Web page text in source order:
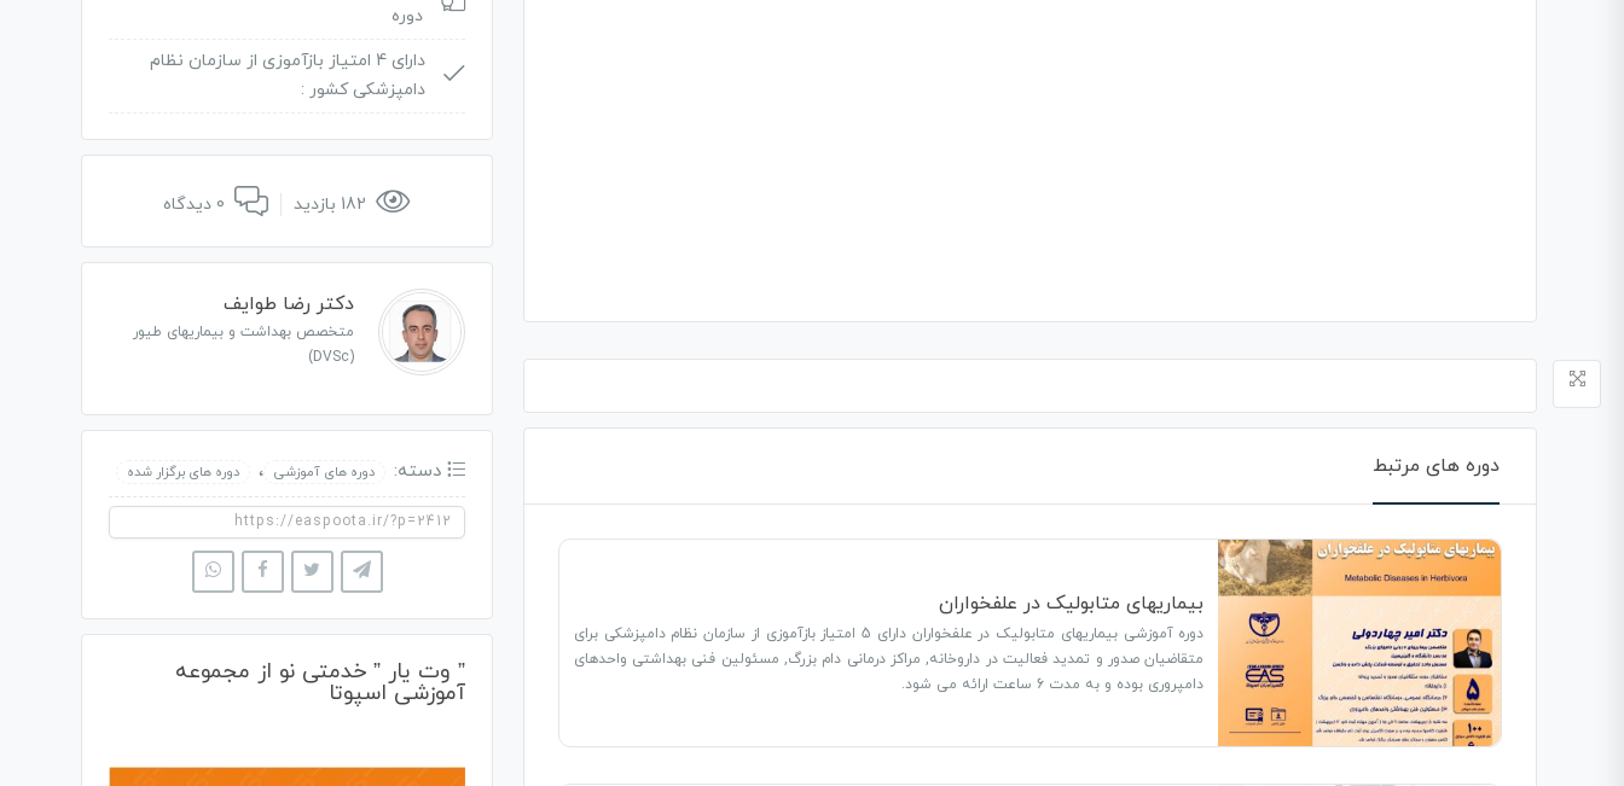
دوره های مرتبط
بیماریهای متابولیک در علفخواران
دوره آموزشی بیماریهای متابولیک در علفخواران دارای 5 امتیاز بازآموزی از سازمان نظام دامپزشکی برای
متقاضیان صدور و تمدید فعالیت در داروخانه, مراکز درمانی دام بزرگ, مسئولین فنی بهداشتی واحدهای
دامپروری بوده و به مدت 6 ساعت ارائه می شود.
دوره
دارای 4 امتیاز بازآموزی از سازمان نظام
دامپزشکی کشور :
دکتر رضا طوایف
متخصص بهداشت و بیماریهای طیور
(DVSc)
دسته: دوره های آموزشی ، دوره های برگزار شده
” وت یار ” خدمتی نو از مجموعه
آموزشی اسپوتا